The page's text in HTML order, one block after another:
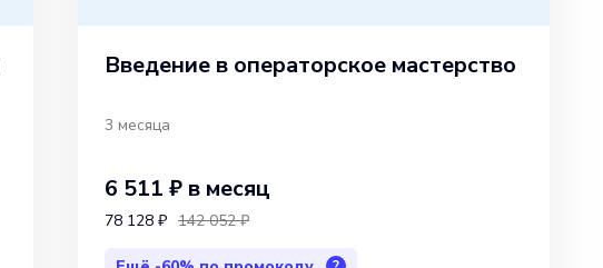
Введение в операторское мастерство
3 месяца
6 511 ₽ в месяц
78 128 ₽ 142 052 ₽